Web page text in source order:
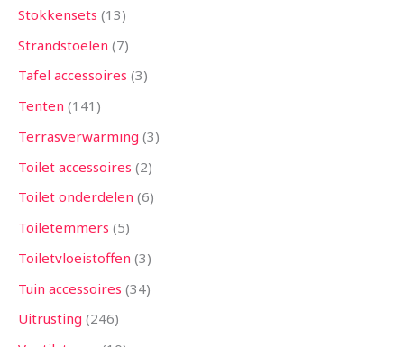
Stokkensets 13
Strandstoelen 7
Tafel accessoires 3
Tenten 141
Terrasverwarming 3
Toilet accessoires 2
Toilet onderdelen 6
Toiletemmers 5
Toiletvloeistoffen 3
Tuin accessoires 34
Uitrusting 246